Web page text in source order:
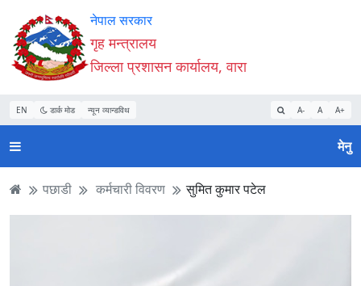
Accessibility
Mode
सुरु
गर्नुहोस्
सामाग्री
पढ्नुहाेस्
नेभिगेसन
पढ्नुहाेस्
वेबसाइट
खोजमा
जानुहोस्
नेपाल सरकार
गृह मन्त्रालय
जिल्ला प्रशासन कार्यालय, वारा
EN डार्क मोड न्यून व्यान्डविथ A- A A+
मेनु
पछाडी कर्मचारी विवरण सुमित कुमार पटेल